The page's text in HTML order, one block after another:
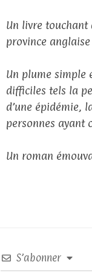
Un livre touchant
province
Un plume simple
difficiles tels la
d’une épidémie,
personnes ayant
Un roman
S’abonner